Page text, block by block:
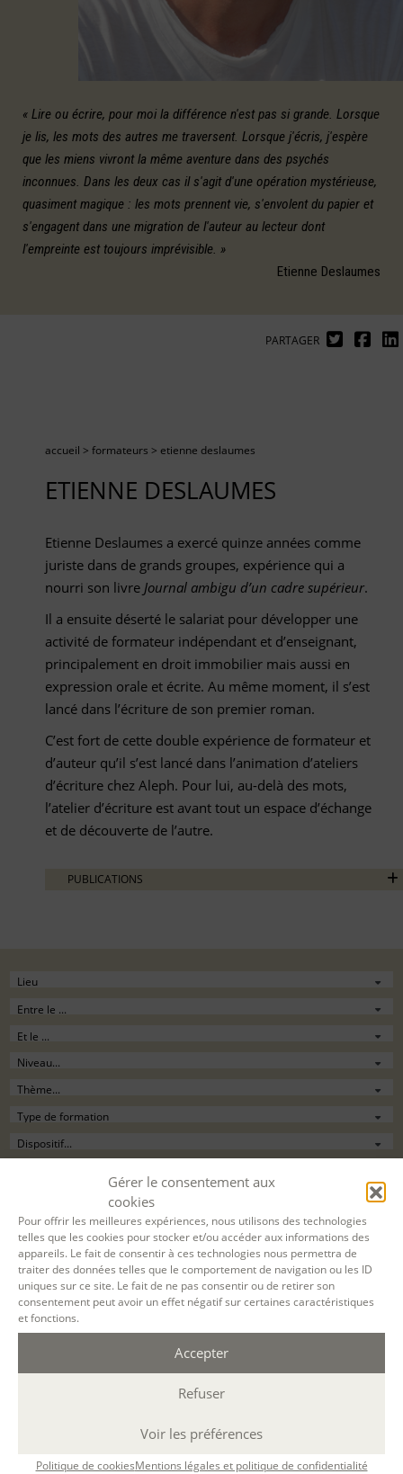
Gérer le consentement aux
cookies
Pour offrir les meilleures expériences, nous utilisons des technologies
telles que les cookies pour stocker et/ou accéder aux informations des
appareils. Le fait de consentir à ces technologies nous permettra de
traiter des données telles que le comportement de navigation ou les ID
uniques sur ce site. Le fait de ne pas consentir ou de retirer son
consentement peut avoir un effet négatif sur certaines caractéristiques
et fonctions.
Accepter
Refuser
Voir les préférences
Politique de cookiesMentions légales et politique de confidentialité
« Lire ou écrire, pour moi la différence n'est pas si grande. Lorsque
je lis, les mots des autres me traversent. Lorsque j'écris, j'espère
que les miens vivront la même aventure dans des psychés
inconnues. Dans les deux cas il s'agit d'une opération mystérieuse,
quasiment magique : les mots prennent vie, s'envolent du papier et
s'engagent dans une migration de l'auteur au lecteur dont
l'empreinte est toujours imprévisible. »
Etienne Deslaumes
PARTAGER
accueil > formateurs > etienne deslaumes
ETIENNE DESLAUMES
Etienne Deslaumes a exercé quinze années comme
juriste dans de grands groupes, expérience qui a
nourri son livre Journal ambigu d’un cadre supérieur.
Il a ensuite déserté le salariat pour développer une
activité de formateur indépendant et d’enseignant,
principalement en droit immobilier mais aussi en
expression orale et écrite. Au même moment, il s’est
lancé dans l’écriture de son premier roman.
C’est fort de cette double expérience de formateur et
d’auteur qu’il s’est lancé dans l’animation d’ateliers
d’écriture chez Aleph. Pour lui, au-delà des mots,
l’atelier d’écriture est avant tout un espace d’échange
et de découverte de l’autre.
PUBLICATIONS
19 OCT. 2026
22 OCT. 2026
PARIS
présentiel
ÉCRIRE LE MONDE DE DEMAIN
avecEtienne Deslaumes